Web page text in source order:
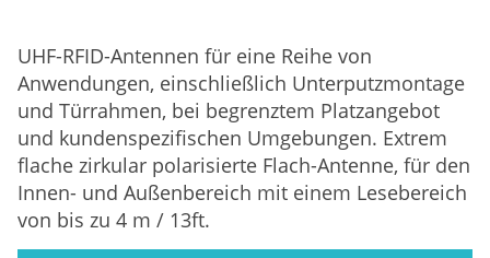
UHF-RFID-Antennen für eine Reihe von
Anwendungen, einschließlich Unterputzmontage
und Türrahmen, bei begrenztem Platzangebot
und kundenspezifischen Umgebungen. Extrem
flache zirkular polarisierte Flach-Antenne, für den
Innen- und Außenbereich mit einem Lesebereich
von bis zu 4 m / 13ft.